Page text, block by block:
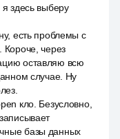
здесь выберу
есть проблемы с
Короче, через
оставляю всю
случае. Ну
кло. Безусловно,
базы данных